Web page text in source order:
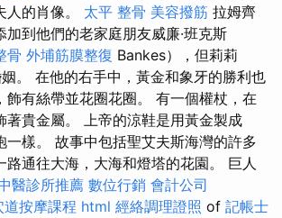
的肖像。 太平 整骨 美容撥筋 拉姆齊
加到他們的老家庭朋友威廉·班克斯
骨 外埔筋膜整復 Bankes），但莉莉
姻。 在他的右手中，黃金和象牙的勝利也
飾有絲帶並花圈花圈。 有一個權杖，在
著貴金屬。 上帝的涼鞋是用黃金製成
一樣。 故事中包括聖艾夫斯海灣的許多
路通往大海，大海和燈塔的花園。 巨人
醫診所推薦 數位行銷 會計公司
道按摩課程 html 經絡調理證照 of 記帳士